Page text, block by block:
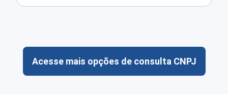
Acesse mais opções de consulta CNPJ